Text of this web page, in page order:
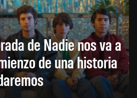
de Nadie nos va a
de una historia